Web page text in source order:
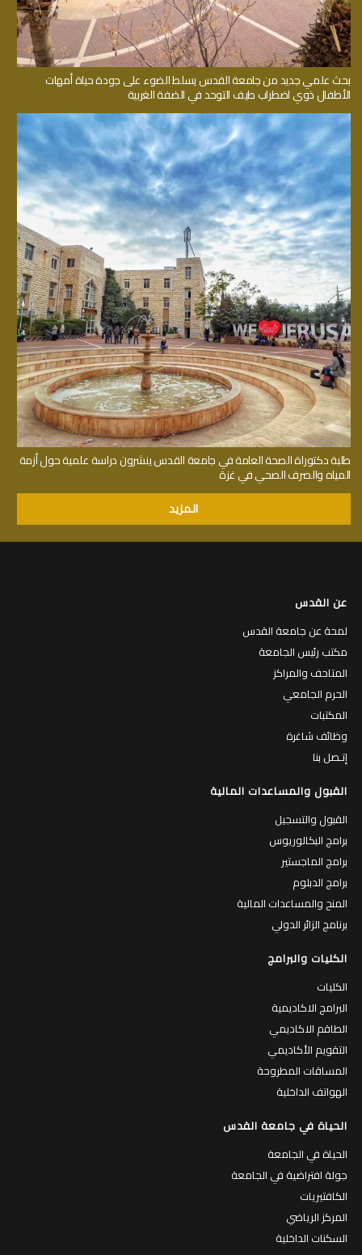
بحث علمي جديد من جامعة القدس يسلط الضوء على جودة حياة أمهات
الأطفال ذوي اضطراب طيف التوحد في الضفة الغربية
طلبة دكتوراة الصحة العامة في جامعة القدس ينشرون دراسة علمية حول أزمة
المياه والصرف الصحي في غزة
المزيد
عن القدس
لمحة عن جامعة القدس
مكتب رئيس الجامعة
المتاحف والمراكز
الحرم الجامعي
المكتبات
وظائف شاغرة
إتـصل بنا
القبول والمساعدات المالية
القبول والتسجيل
برامج البكالوريوس
برامج الماجستير
برامج الدبلوم
المنح والمساعدات المالية
برنامج الزائر الدولي
الكليات والبرامج
الكليات
البرامج الاكاديمية
الطاقم الاكاديمي
التقويم الأكاديمي
المساقات المطروحة
الهواتف الداخلية
الحياة في جامعة القدس
الحياة في الجامعة
جولة افتراضية في الجامعة
الكافتيريات
المركز الرياضي
السكنات الداخلية